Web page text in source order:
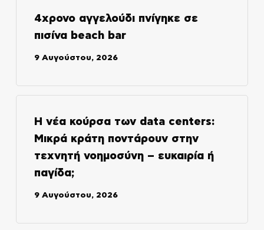
4χρονο αγγελούδι πνίγηκε σε
πισίνα beach bar
9 Αυγούστου, 2026
Η νέα κούρσα των data centers:
Μικρά κράτη ποντάρουν στην
τεχνητή νοημοσύνη – ευκαιρία ή
παγίδα;
9 Αυγούστου, 2026